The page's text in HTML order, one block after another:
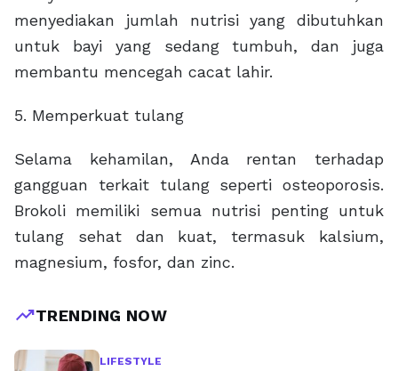
menyediakan jumlah nutrisi yang dibutuhkan
untuk bayi yang sedang tumbuh, dan juga
membantu mencegah cacat lahir.
5. Memperkuat tulang
Selama kehamilan, Anda rentan terhadap
gangguan terkait tulang seperti osteoporosis.
Brokoli memiliki semua nutrisi penting untuk
tulang sehat dan kuat, termasuk kalsium,
magnesium, fosfor, dan zinc.
trending_upTRENDING NOW
LIFESTYLE